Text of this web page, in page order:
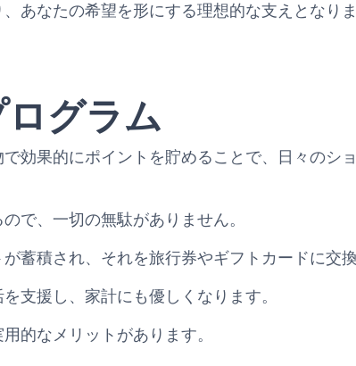
あなたの希望を形にする理想的な支えとなりま
グラム
効果的にポイントを貯めることで、日々のシ
で、一切の無駄がありません。
蓄積され、それを旅行券やギフトカードに交
支援し、家計にも優しくなります。
的なメリットがあります。